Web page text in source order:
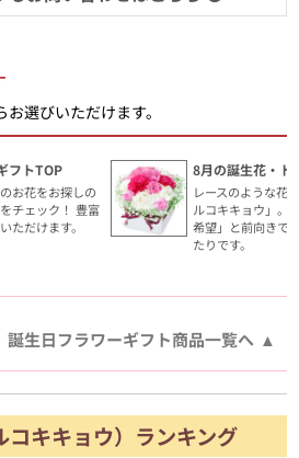
選びいただけます。
フトTOP
お花をお探しの
チェック！ 豊富
ただけます。
8月の誕生花・ト
レースのような花
ルコキキョウ」。
希望」と前向きで
たりです。
誕生日フラワーギフト商品一覧へ
コキキョウ）ランキング